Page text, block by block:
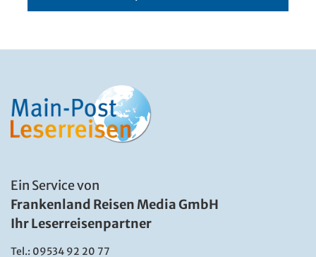
Ein Service von
Frankenland Reisen Media GmbH
Ihr Leserreisenpartner
Tel.: 09534 92 20 77